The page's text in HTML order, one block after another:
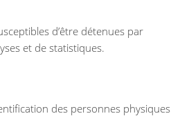
d’être détenues par
et de statistiques.
des personnes physiques